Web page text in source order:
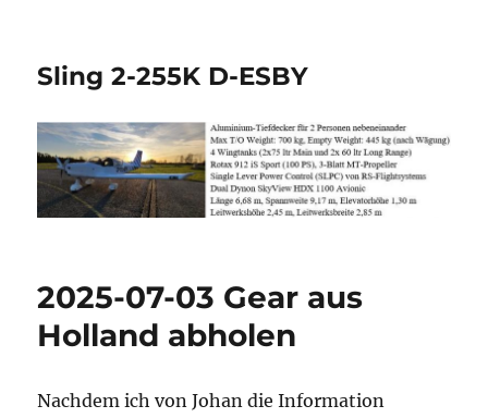
Sling 2-255K D-ESBY
2025-07-03 Gear aus
Holland abholen
Nachdem ich von Johan die Information